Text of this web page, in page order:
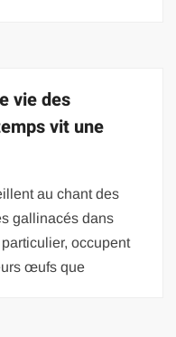
vie des
vit une
au chant des
gallinacés dans
occupent
œufs que